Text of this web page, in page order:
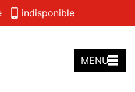
indisponible
MENU